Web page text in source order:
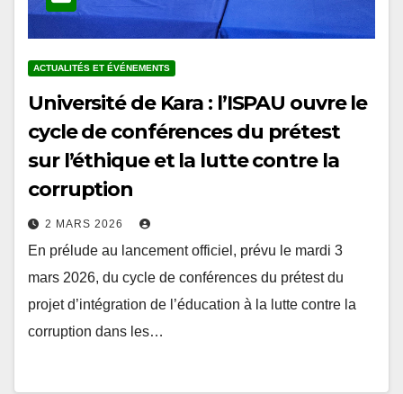
Université de Kara : l’ISPAU ouvre le
cycle de conférences du prétest
sur l’éthique et la lutte contre la
corruption
2 MARS 2026
En prélude au lancement officiel, prévu le mardi 3
mars 2026, du cycle de conférences du prétest du
projet d’intégration de l’éducation à la lutte contre la
corruption dans les…